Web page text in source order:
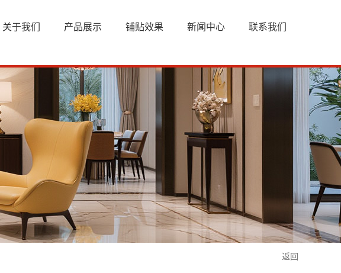
关于我们 产品展示 铺贴效果 新闻中心 联系我们
返回